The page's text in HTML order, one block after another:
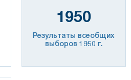
1950
Результаты всеобщих
выборов 1950 г.